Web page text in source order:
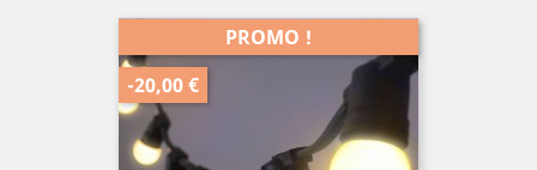
PROMO !
-20,00 €